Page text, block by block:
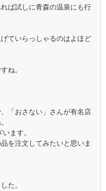
ば試しに青森の温泉にも行
ていらっしゃるのはよほど
ね。
「おさない」さんが有名店
ます。
を注文してみたいと思いま
た。